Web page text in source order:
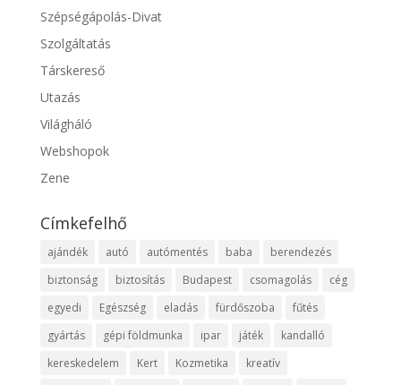
Szépségápolás-Divat
Szolgáltatás
Társkereső
Utazás
Világháló
Webshopok
Zene
Címkefelhő
ajándék autó autómentés baba
berendezés
biztonság
biztosítás Budapest csomagolás
cég
egyedi
Egészség eladás fürdőszoba
fűtés
gyártás
gépi földmunka ipar játék
kandalló
kereskedelem
Kert Kozmetika
kreatív